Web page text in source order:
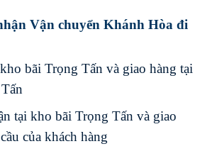
Vận chuyển Khánh Hòa đi
bãi Trọng Tấn và giao hàng tại
tại kho bãi Trọng Tấn và giao
của khách hàng